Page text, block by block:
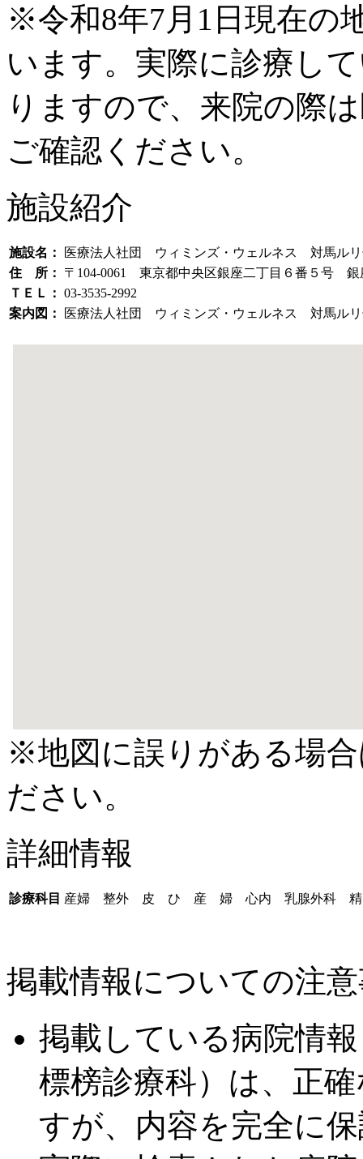
※令和8年7月1日現在の
います。実際に診療し
りますので、来院の際
ご確認ください。
施設紹介
施設名：
医療法人社団 ウィミンズ・ウェルネス 対馬ルリ
住 所：
〒104-0061 東京都中央区銀座二丁目６番５号 銀
ＴＥＬ： 03-3535-2992
案内図：
医療法人社団 ウィミンズ・ウェルネス 対馬ルリ
※地図に誤りがある場
ださい。
詳細情報
診療科目 産婦 整外 皮 ひ 産 婦 心内 乳腺外科
掲載情報についての注
掲載している病院情
標榜診療科）は、正
すが、内容を完全に